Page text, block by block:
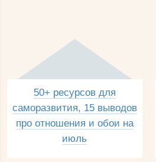
50+ ресурсов для
саморазвития, 15 выводов
про отношения и обои на
июль